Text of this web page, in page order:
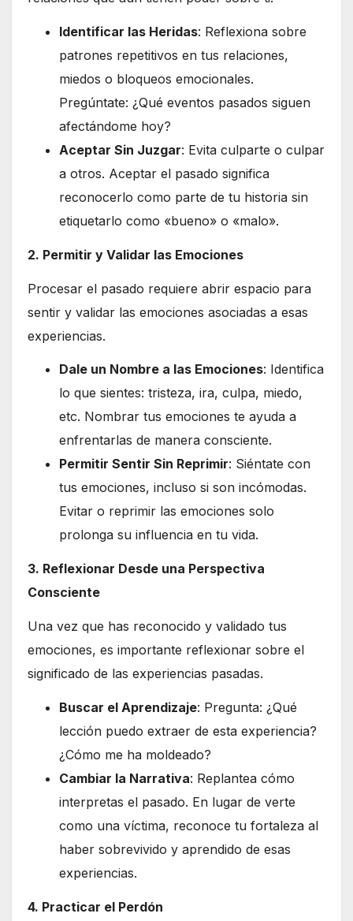
Identificar las Heridas: Reflexiona sobre
patrones repetitivos en tus relaciones,
miedos o bloqueos emocionales.
Pregúntate: ¿Qué eventos pasados siguen
afectándome hoy?
Aceptar Sin Juzgar: Evita culparte o culpar
a otros. Aceptar el pasado significa
reconocerlo como parte de tu historia sin
etiquetarlo como «bueno» o «malo».
2. Permitir y Validar las Emociones
Procesar el pasado requiere abrir espacio para
sentir y validar las emociones asociadas a esas
experiencias.
Dale un Nombre a las Emociones: Identifica
lo que sientes: tristeza, ira, culpa, miedo,
etc. Nombrar tus emociones te ayuda a
enfrentarlas de manera consciente.
Permitir Sentir Sin Reprimir: Siéntate con
tus emociones, incluso si son incómodas.
Evitar o reprimir las emociones solo
prolonga su influencia en tu vida.
3. Reflexionar Desde una Perspectiva
Consciente
Una vez que has reconocido y validado tus
emociones, es importante reflexionar sobre el
significado de las experiencias pasadas.
Buscar el Aprendizaje: Pregunta: ¿Qué
lección puedo extraer de esta experiencia?
¿Cómo me ha moldeado?
Cambiar la Narrativa: Replantea cómo
interpretas el pasado. En lugar de verte
como una víctima, reconoce tu fortaleza al
haber sobrevivido y aprendido de esas
experiencias.
4. Practicar el Perdón